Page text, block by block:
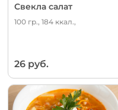
Свекла салат
100 гр., 184 ккал.,
26 руб.